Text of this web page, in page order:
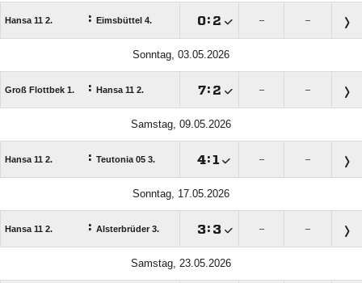
Hansa 11 2. : Eimsbüttel 4. :  – –
Sonntag, 03.05.2026
Groß Flottbek 1. : Hansa 11 2. :  – –
Samstag, 09.05.2026
Hansa 11 2. : Teutonia 05 3. : – –
Sonntag, 17.05.2026
Hansa 11 2. : Alsterbrüder 3. :  – –
Samstag, 23.05.2026